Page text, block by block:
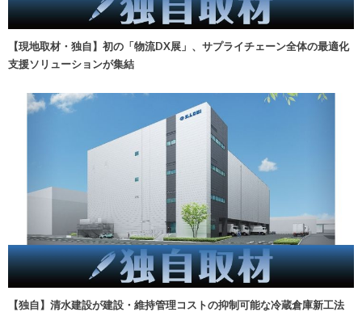
【現地取材・独自】初の「物流DX展」、サプライチェーン全体の最適化
支援ソリューションが集結
【独自】清水建設が建設・維持管理コストの抑制可能な冷蔵倉庫新工法